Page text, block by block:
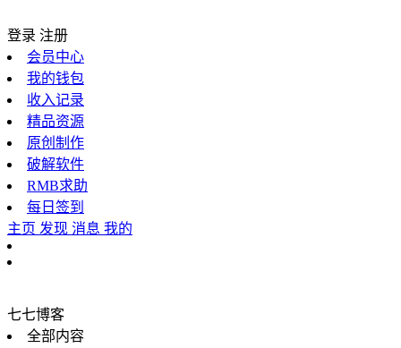
登录 注册
会员中心
我的钱包
收入记录
精品资源
原创制作
破解软件
RMB求助
每日签到
主页 发现 消息 我的
七七博客
全部内容